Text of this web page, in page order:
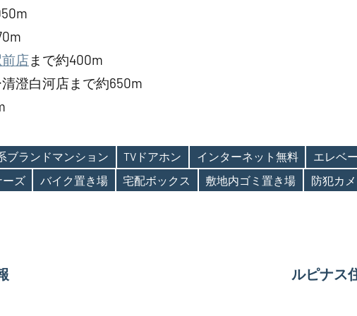
店まで約400m
澄白河店まで約650m
ブランドマンション TVドアホン インターネット無料
エレベ
ーズ バイク置き場 宅配ボックス 敷地内ゴミ置き場 防犯カ
ルピナス